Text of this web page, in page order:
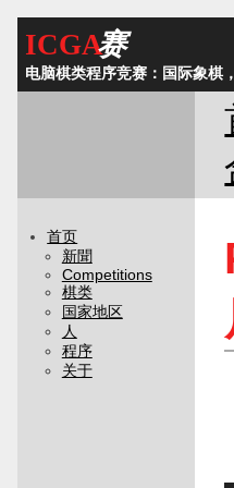
ICGA赛
电脑棋类程序竞赛：国际象棋
首页
新聞
Competitions
棋类
国家地区
人
程序
关于